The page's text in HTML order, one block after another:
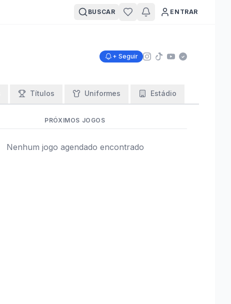
BUSCAR ENTRAR
+ Seguir
Títulos Uniformes Estádio
PRÓXIMOS JOGOS
Nenhum jogo agendado encontrado